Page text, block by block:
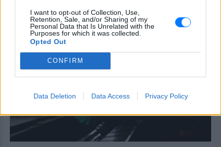
I want to opt-out of Collection, Use,
Retention, Sale, and/or Sharing of my
Personal Data that Is Unrelated with the
Purposes for which it was collected.
Opted Out
CONFIRM
Data Deletion Data Access Privacy Policy
ΣΉΜΕΡΑ
Ο ιδιοκτήτης του beach bar και οι γονείς
βρισκόταν κοντά στο παιδί εκείνη την